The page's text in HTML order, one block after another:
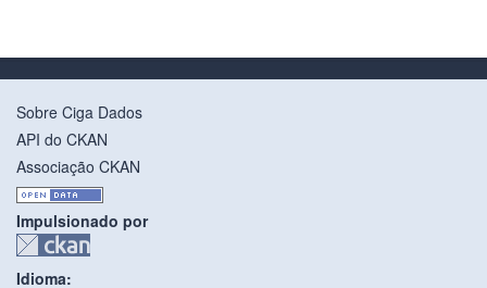
Sobre Ciga Dados
API do CKAN
Associação CKAN
Impulsionado por
Idioma